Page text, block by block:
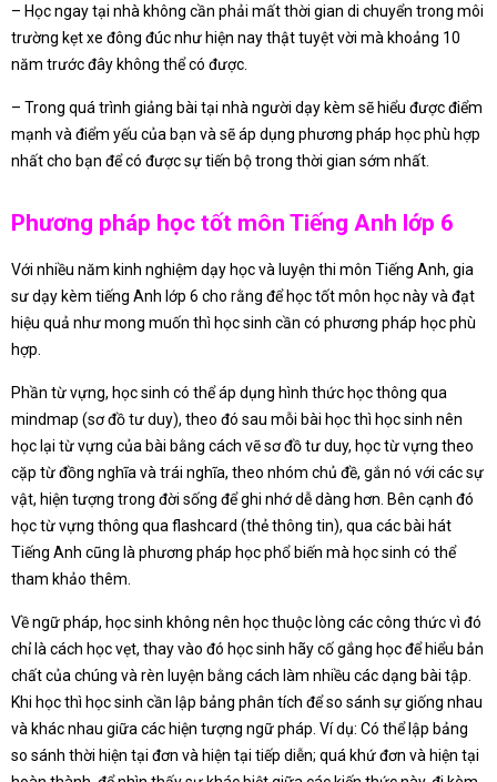
– Học ngay tại nhà không cần phải mất thời gian di chuyển trong môi
trường kẹt xe đông đúc như hiện nay thật tuyệt vời mà khoảng 10
năm trước đây không thể có được.
– Trong quá trình giảng bài tại nhà người dạy kèm sẽ hiểu được điểm
mạnh và điểm yếu của bạn và sẽ áp dụng phương pháp học phù hợp
nhất cho bạn để có được sự tiến bộ trong thời gian sớm nhất.
Phương pháp học tốt môn Tiếng Anh lớp 6
Với nhiều năm kinh nghiệm dạy học và luyện thi môn Tiếng Anh, gia
sư dạy kèm tiếng Anh lớp 6 cho rằng để học tốt môn học này và đạt
hiệu quả như mong muốn thì học sinh cần có phương pháp học phù
hợp.
Phần từ vựng, học sinh có thể áp dụng hình thức học thông qua
mindmap (sơ đồ tư duy), theo đó sau mỗi bài học thì học sinh nên
học lại từ vựng của bài bằng cách vẽ sơ đồ tư duy, học từ vựng theo
cặp từ đồng nghĩa và trái nghĩa, theo nhóm chủ đề, gắn nó với các sự
vật, hiện tượng trong đời sống để ghi nhớ dễ dàng hơn. Bên cạnh đó
học từ vựng thông qua flashcard (thẻ thông tin), qua các bài hát
Tiếng Anh cũng là phương pháp học phổ biến mà học sinh có thể
tham khảo thêm.
Về ngữ pháp, học sinh không nên học thuộc lòng các công thức vì đó
chỉ là cách học vẹt, thay vào đó học sinh hãy cố gắng học để hiểu bản
chất của chúng và rèn luyện bằng cách làm nhiều các dạng bài tập.
Khi học thì học sinh cần lập bảng phân tích để so sánh sự giống nhau
và khác nhau giữa các hiện tượng ngữ pháp. Ví dụ: Có thể lập bảng
so sánh thời hiện tại đơn và hiện tại tiếp diễn; quá khứ đơn và hiện tại